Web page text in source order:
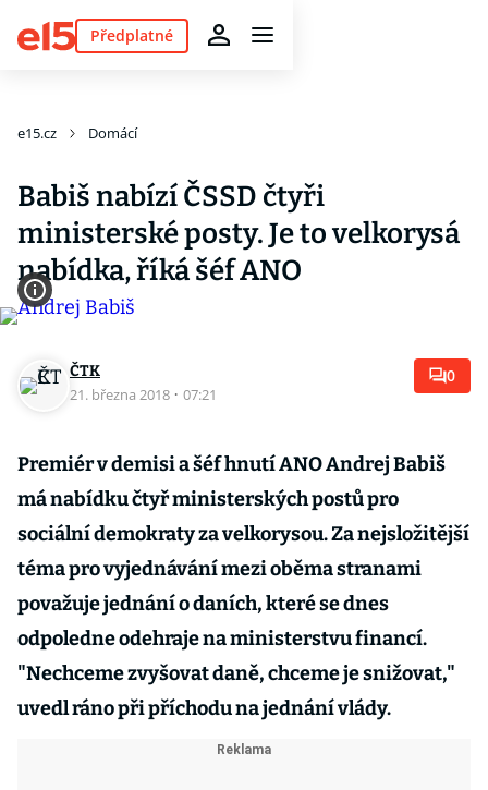
Předplatné
e15.cz Domácí
Babiš nabízí ČSSD čtyři
ministerské posty. Je to velkorysá
nabídka, říká šéf ANO
ČTK
21. března 2018 · 07:21
0
Premiér v demisi a šéf hnutí ANO Andrej Babiš
má nabídku čtyř ministerských postů pro
sociální demokraty za velkorysou. Za nejsložitější
téma pro vyjednávání mezi oběma stranami
považuje jednání o daních, které se dnes
odpoledne odehraje na ministerstvu financí.
"Nechceme zvyšovat daně, chceme je snižovat,"
uvedl ráno při příchodu na jednání vlády.